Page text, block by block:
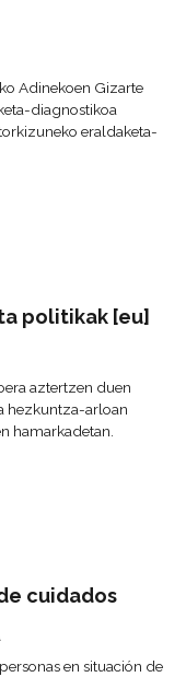
Adinekoen Gizarte
diagnostikoa
eraldaketa-
politikak [eu]
aztertzen duen
hezkuntza-arloan
hamarkadetan.
[eu]
cuidados
en situación de